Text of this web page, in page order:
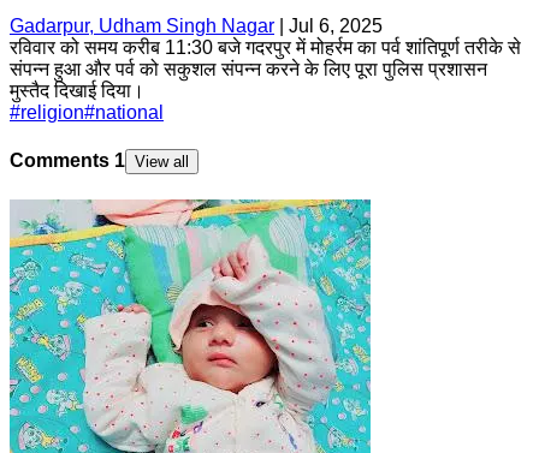
Gadarpur, Udham Singh Nagar
Jul 6, 2025
रविवार को समय करीब 11:30 बजे गदरपुर में मोहर्रम का पर्व शांतिपूर्ण तरीके से
संपन्न हुआ और पर्व को सकुशल संपन्न करने के लिए पूरा पुलिस प्रशासन
मुस्तैद दिखाई दिया।
#religion#national
Comments 1 View all